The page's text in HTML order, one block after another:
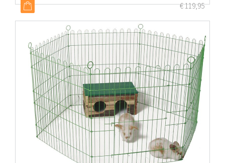
€119,95